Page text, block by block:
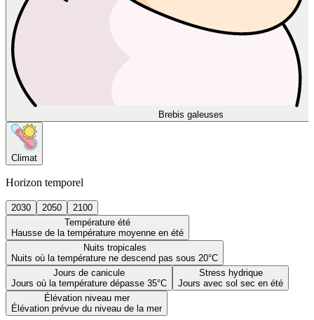
Brebis galeuses
Climat
Horizon temporel
2030 2050
2100
Température été
Hausse de la température moyenne en été
Nuits tropicales
Nuits où la température ne descend pas sous 20°C
Jours de canicule
Jours où la température dépasse 35°C
Stress hydrique
Jours avec sol sec en été
Élévation niveau mer
Élévation prévue du niveau de la mer